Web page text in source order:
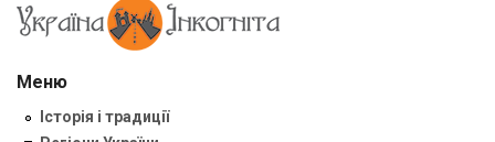
Меню
Історія і традиції